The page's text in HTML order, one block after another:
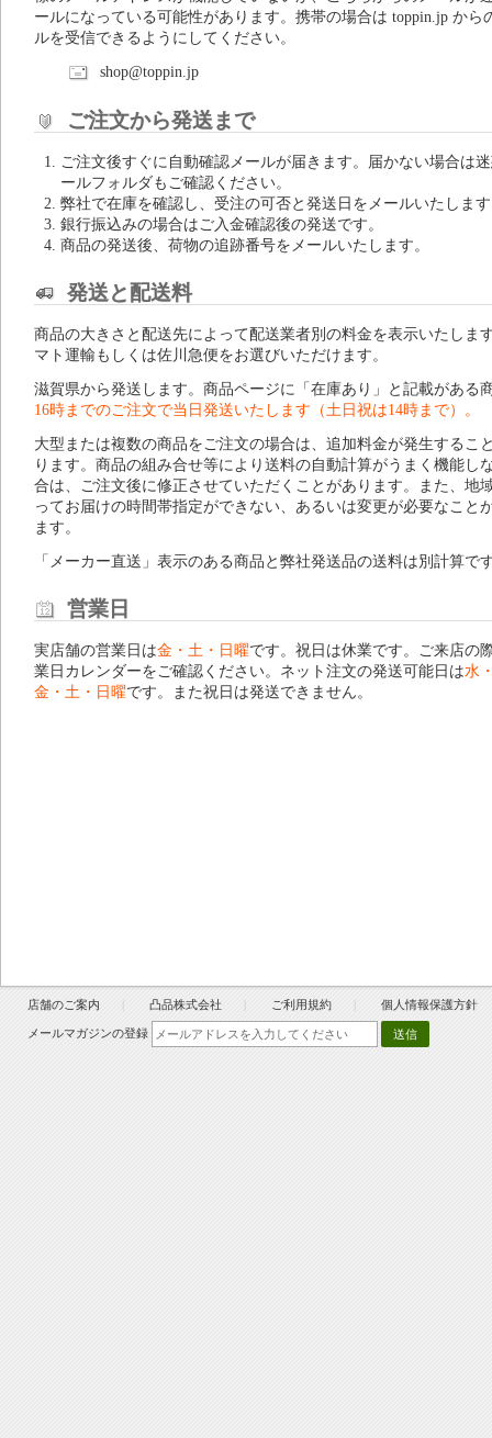
ールになっている可能性があります。携帯の場合は toppin.jp から
ルを受信できるようにしてください。
shop@toppin.jp
ご注文から発送まで
ご注文後すぐに自動確認メールが届きます。届かない場合は
ールフォルダもご確認ください。
弊社で在庫を確認し、受注の可否と発送日をメールいたしま
銀行振込みの場合はご入金確認後の発送です。
商品の発送後、荷物の追跡番号をメールいたします。
発送と配送料
商品の大きさと配送先によって配送業者別の料金を表示いたしま
マト運輸もしくは佐川急便をお選びいただけます。
滋賀県から発送します。商品ページに「在庫あり」と記載がある
16時までのご注文で当日発送いたします（土日祝は14時まで）。
大型または複数の商品をご注文の場合は、追加料金が発生するこ
ります。商品の組み合せ等により送料の自動計算がうまく機能し
合は、ご注文後に修正させていただくことがあります。また、地
ってお届けの時間帯指定ができない、あるいは変更が必要なこと
ます。
「メーカー直送」表示のある商品と弊社発送品の送料は別計算で
営業日
実店舗の営業日は金・土・日曜です。祝日は休業です。ご来店の
業日カレンダーをご確認ください。ネット注文の発送可能日は水
金・土・日曜です。また祝日は発送できません。
店舗のご案内 凸品株式会社 ご利用規約 個人情報保護方針
メールマガジンの登録 送信